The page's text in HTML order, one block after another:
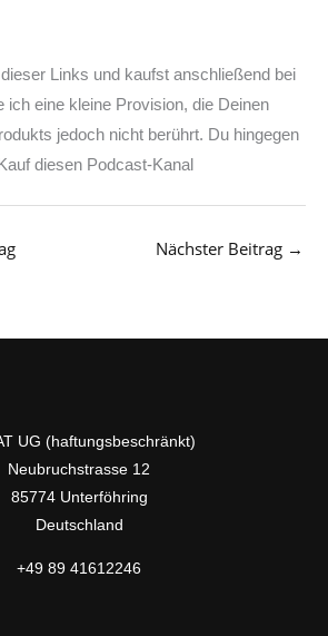
Links und kaufst anschließend bei
ich eine kleine Provision, die Deinen
jedoch nicht berührt. Du hingegen
diesen Podcast-Kanal
Nächster Beitrag →
UG (haftungsbeschränkt)
Neubruchstrasse 12
85774 Unterföhring
Deutschland
+49 89 41612246